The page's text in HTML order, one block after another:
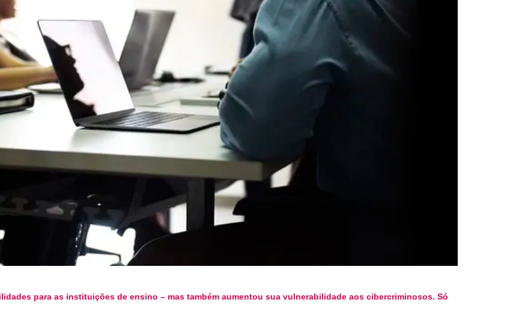
para as instituições de ensino – mas também aumentou sua vulnerabilidade aos cibercriminosos. Só